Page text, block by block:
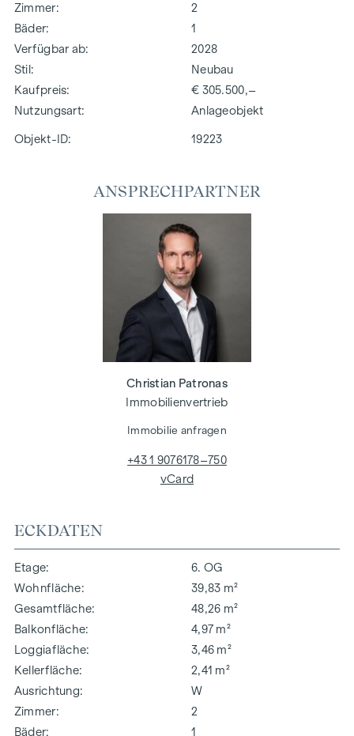
Zimmer
2
Bäder
1
Verfügbar ab
2028
Stil
Neubau
Kaufpreis
€ 305.500,–
Nutzungsart
Anlageobjekt
Objekt-ID: 19223
ECKDATEN
Etage
6. OG
Wohnfläche
39,83 m²
Gesamtfläche
48,26 m²
Balkonfläche
4,97 m²
Loggiafläche
3,46 m²
Kellerfläche
2,41 m²
Ausrichtung
W
Zimmer
2
Bäder
1
ANSPRECHPARTNER
Christian Patronas
Immobilienvertrieb
Immobilie anfragen
+43 1 9076178–750
vCard